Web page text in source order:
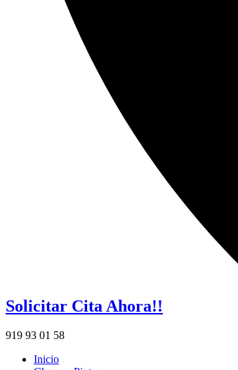
Solicitar Cita Ahora!!
919 93 01 58
Inicio